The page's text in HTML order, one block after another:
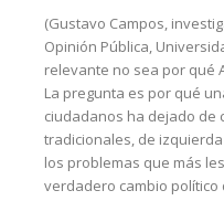
(Gustavo Campos,
Opinión Pública,
relevante no sea por qué
La pregunta es por qué
ciudadanos ha dejado de
tradicionales, de
los problemas que más
verdadero cambio político